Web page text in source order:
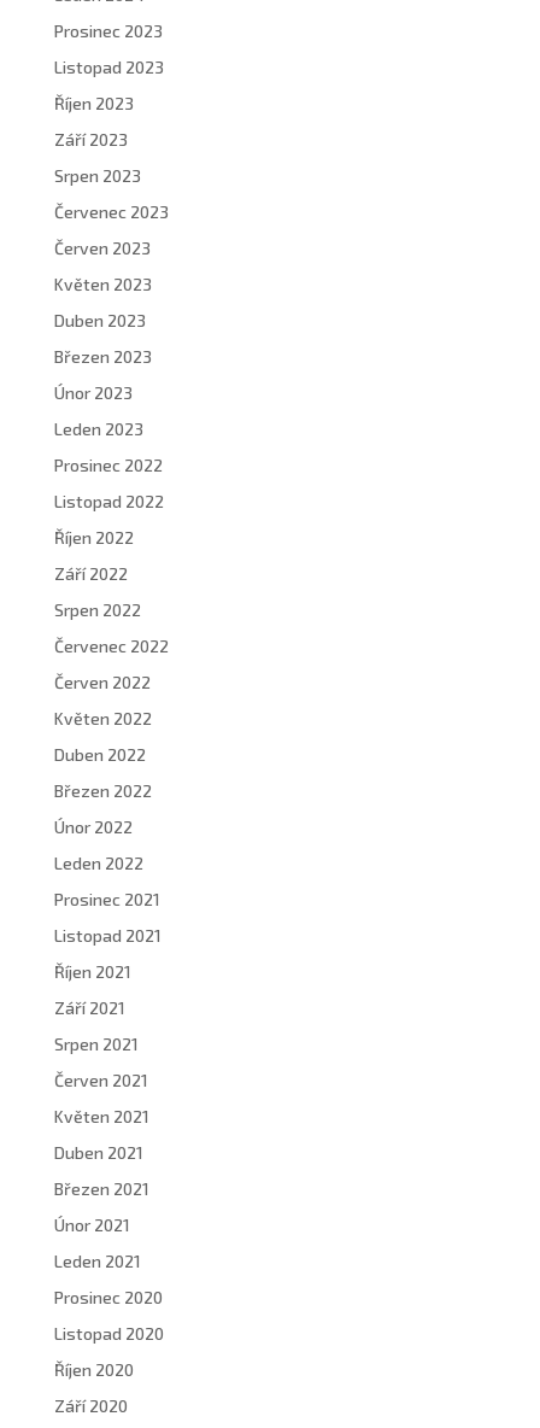
Prosinec 2023
Listopad 2023
Říjen 2023
Září 2023
Srpen 2023
Červenec 2023
Červen 2023
Květen 2023
Duben 2023
Březen 2023
Únor 2023
Leden 2023
Prosinec 2022
Listopad 2022
Říjen 2022
Září 2022
Srpen 2022
Červenec 2022
Červen 2022
Květen 2022
Duben 2022
Březen 2022
Únor 2022
Leden 2022
Prosinec 2021
Listopad 2021
Říjen 2021
Září 2021
Srpen 2021
Červen 2021
Květen 2021
Duben 2021
Březen 2021
Únor 2021
Leden 2021
Prosinec 2020
Listopad 2020
Říjen 2020
Září 2020